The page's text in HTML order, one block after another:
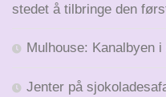
stedet å tilbringe den
Mulhouse: Kanalbyen
Jenter på